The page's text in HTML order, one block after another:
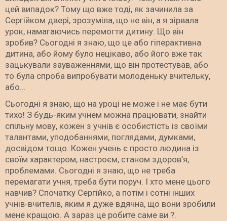
цей випадок? Тому що вже тоді, як зачинила за
Сергійком двері, зрозуміла, що не він, а я зірвала
урок, намагаючись перемогти дитину. Що він
зробив? Сьогодні я знаю, що це або гіперактивна
дитина, або йому було нецікаво, або його вже так
зацькували зауваженнями, що він протестував, або
то була спроба випробувати молоденьку вчительку,
або…
Сьогодні я знаю, що на уроці не може і не має бути
тихо! З будь-яким учнем можна працювати, знайти
спільну мову, кожен з учнів є особистість із своїми
талантами, уподобаннями, поглядами, думками,
досвідом тощо. Кожен учень є просто людина із
своїм характером, настроєм, станом здоров’я,
проблемами. Сьогодні я знаю, що не треба
перемагати учня, треба бути поруч. І хто мене цього
навчив? Спочатку Сергійко, а потім і сотні інших
учнів-вчителів, яким я дуже вдячна, що вони зробили
мене кращою. А зараз це робите саме ви ?.